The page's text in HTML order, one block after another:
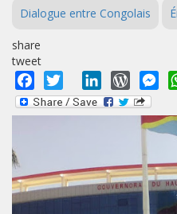
Dialogue entre Congolais
share
tweet
Facebook
Twitter LinkedIn